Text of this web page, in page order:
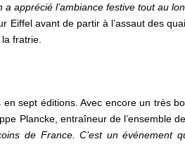
a apprécié l’ambiance festive tout au
Eiffel avant de partir à l’assaut des
fratrie.
sept éditions. Avec encore un très
Plancke, entraîneur de l’ensemble
de France. C’est un événement